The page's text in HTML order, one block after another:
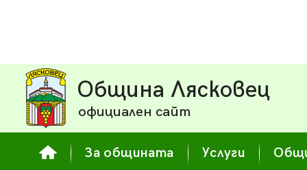
Община Лясковец
официален сайт
За общината Услуги